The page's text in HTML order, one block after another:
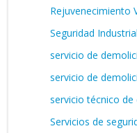
Rejuvenecimiento
Seguridad Industrial
servicio de
servicio de
servicio técnico
Servicios de